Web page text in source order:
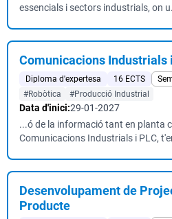
essencials i sectors industrials, on
Comunicacions Industrials
Diploma d'expertesa 16 ECTS
#Robòtica
#Producció Industrial
Data d'inici:29-01-2027
...ó de la informació tant en planta
Comunicacions Industrials i PLC,
Desenvolupament de
Producte